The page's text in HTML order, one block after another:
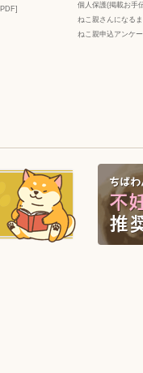
個人保護(掲載お手
ねこ親さんになる
ねこ親申込アンケ